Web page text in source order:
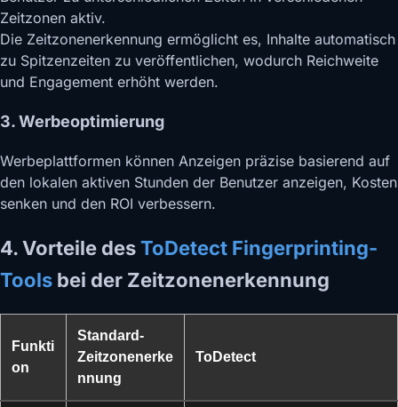
Zeitzonen aktiv.
Die Zeitzonenerkennung ermöglicht es, Inhalte automatisch
zu Spitzenzeiten zu veröffentlichen, wodurch Reichweite
und Engagement erhöht werden.
3. Werbeoptimierung
Werbeplattformen können Anzeigen präzise basierend auf
den lokalen aktiven Stunden der Benutzer anzeigen, Kosten
senken und den ROI verbessern.
4. Vorteile desToDetect Fingerprinting-
Tools bei der Zeitzonenerkennung
Funkti
on
Standard-
Zeitzonenerke
nnung
ToDetect